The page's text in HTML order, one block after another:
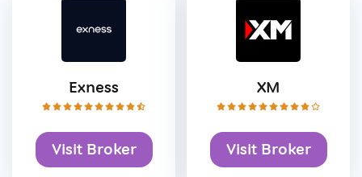
Exness
Visit Broker
XM
Visit Broker